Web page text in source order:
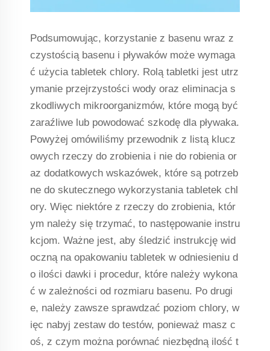
Podsumowując, korzystanie z basenu wraz z
czystością basenu i pływaków może wymaga
ć użycia tabletek chlory. Rolą tabletki jest utrz
ymanie przejrzystości wody oraz eliminacja s
zkodliwych mikroorganizmów, które mogą być
zaraźliwe lub powodować szkodę dla pływaka.
Powyżej omówiliśmy przewodnik z listą klucz
owych rzeczy do zrobienia i nie do robienia or
az dodatkowych wskazówek, które są potrzeb
ne do skutecznego wykorzystania tabletek chl
ory. Więc niektóre z rzeczy do zrobienia, któr
ym należy się trzymać, to następowanie instru
kcjom. Ważne jest, aby śledzić instrukcję wid
oczną na opakowaniu tabletek w odniesieniu d
o ilości dawki i procedur, które należy wykona
ć w zależności od rozmiaru basenu. Po drugi
e, należy zawsze sprawdzać poziom chlory, w
ięc nabyj zestaw do testów, ponieważ masz c
oś, z czym można porównać niezbędną ilość t